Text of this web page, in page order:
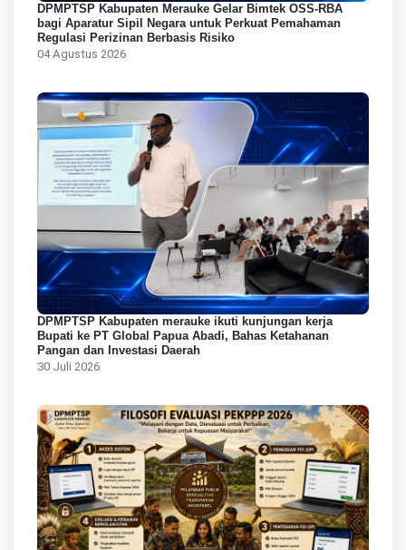
DPMPTSP Kabupaten Merauke Gelar Bimtek OSS-RBA
bagi Aparatur Sipil Negara untuk Perkuat Pemahaman
Regulasi Perizinan Berbasis Risiko
04 Agustus 2026
DPMPTSP Kabupaten merauke ikuti kunjungan kerja
Bupati ke PT Global Papua Abadi, Bahas Ketahanan
Pangan dan Investasi Daerah
30 Juli 2026